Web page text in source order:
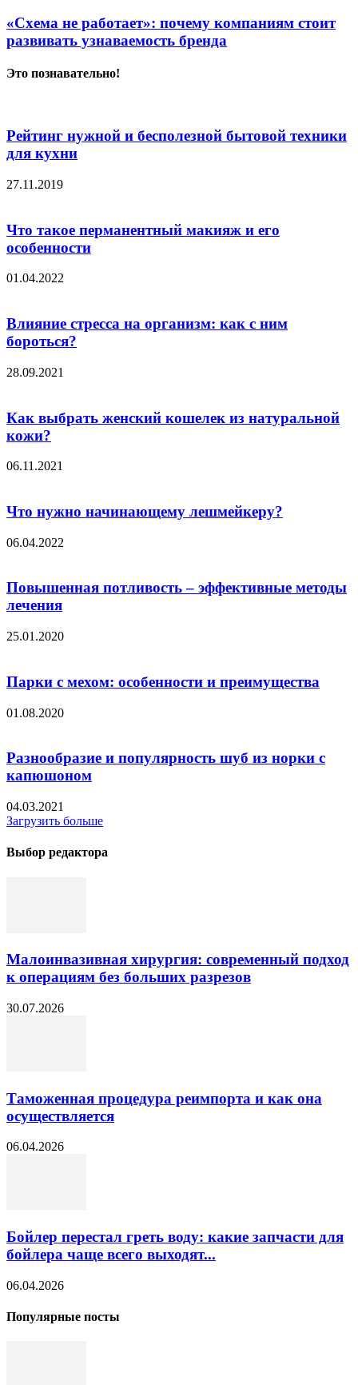
«Схема не работает»: почему компаниям стоит
развивать узнаваемость бренда
Это познавательно!
Рейтинг нужной и бесполезной бытовой техники
для кухни
27.11.2019
Что такое перманентный макияж и его
особенности
01.04.2022
Влияние стресса на организм: как с ним
бороться?
28.09.2021
Как выбрать женский кошелек из натуральной
кожи?
06.11.2021
Что нужно начинающему лешмейкеру?
06.04.2022
Повышенная потливость – эффективные методы
лечения
25.01.2020
Парки с мехом: особенности и преимущества
01.08.2020
Разнообразие и популярность шуб из норки с
капюшоном
04.03.2021
Загрузить больше
Выбор редактора
Малоинвазивная хирургия: современный подход
к операциям без больших разрезов
30.07.2026
Таможенная процедура реимпорта и как она
осуществляется
06.04.2026
Бойлер перестал греть воду: какие запчасти для
бойлера чаще всего выходят...
06.04.2026
Популярные посты